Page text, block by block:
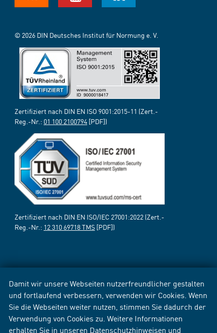
Damit wir unsere Webseiten nutzerfreundlicher gestalten
und fortlaufend verbessern, verwenden wir Cookies. Wenn
Sie die Webseiten weiter nutzen, stimmen Sie dadurch der
Verwendung von Cookies zu. Weitere Informationen
erhalten Sie in unseren Datenschutzhinweisen und
© 2026 DIN Deutsches Institut für Normung e. V.
Zertifiziert nach DIN EN ISO 9001:2015-11 (Zert.-
Reg.-Nr.: 01 100 2100794 [PDF])
Zertifiziert nach DIN EN ISO/IEC 27001:2022 (Zert.-
Reg.-Nr.: 12 310 69718 TMS [PDF])